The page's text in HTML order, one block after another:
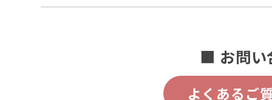
■ お問い
よくあるご